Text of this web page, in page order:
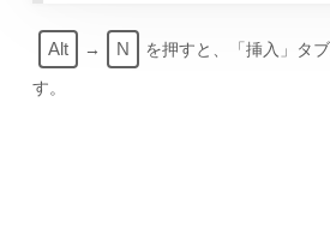
Alt → N
を押すと、「挿入」タ
す。